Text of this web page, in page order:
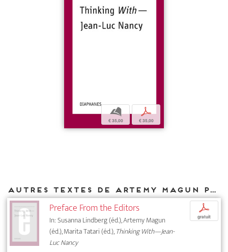
b
€ 35,00
p
€ 35,00
Autres textes de Artemy Magun parus chez DIAPHANES
Preface From the Editors
In: Susanna Lindberg (éd.), Artemy Magun
(éd.), Marita Tatari (éd.),Thinking With—Jean-
Luc Nancy
p
gratuit